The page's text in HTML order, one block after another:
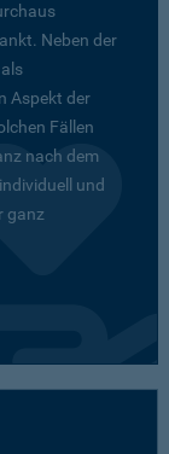
Neben der
Aspekt der
Fällen
nach dem
und
ganz